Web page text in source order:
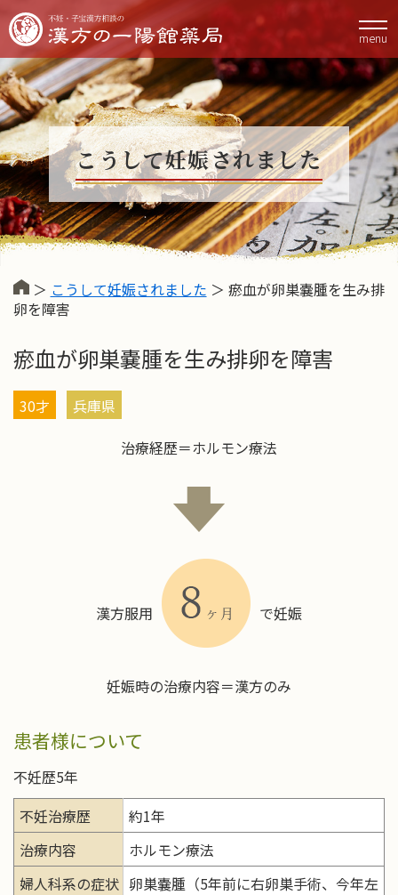
menu
こうして妊娠されました
＞ こうして妊娠されました ＞ 瘀血が卵巣嚢腫を生み排
卵を障害
瘀血が卵巣嚢腫を生み排卵を障害
30才
兵庫県
治療経歴＝ホルモン療法
漢方服用 で妊娠
妊娠時の治療内容＝漢方のみ
患者様について
不妊歴5年
不妊治療歴
約1年
治療内容
ホルモン療法
婦人科系の症状 卵巣嚢腫（5年前に右卵巣手術、今年左